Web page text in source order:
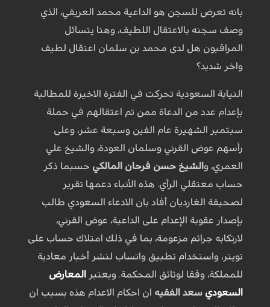
بانه تعرض للسجن هو الداعية محمد العريفي، الذي
وصف سجنه بالاعتقال اللطيف، وهنا يتسائل
المراقبون هل لدى محمد بن سلمان اعتقال لطيف
واخر شديد؟
النيابة السعودية تحركت في الفترة الاخيرة للمطالبة
بإعدام عدد من الدعاة ممن تم اعتقالهم في حملة
سبتمبر الشهيرة عام الفين وسبعة عشر، وعلى
رأسهم عوض القرني وسلمان العودة، والشيخ علي
العمري، و الشيخ حسن فرحان المالكي حسبما ذكر
حساب معتقلي الرأي. هذه الأنباء دعمها تقرير
لصحيفة الغارديان أفاد بان الادعاء السعودي طالب
بإصدار عقوبة الإعدام على الداعية، عوض القرني،
لارتكابه جرائم مزعومة، بما في ذلك امتلاك حساب على
تويتر، واستخدام تطبيق واتساب لنشر أخبار معادية
للمملكة، وفقا لوثائق المحكمة. ويعتبر
المعارض
السعودي سعد الفقيه ان احكام الاعدام هذه بسبب ان